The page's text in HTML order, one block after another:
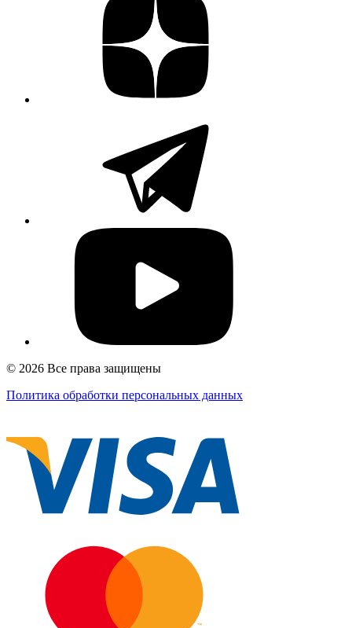
© 2026 Все права защищены
Политика обработки персональных данных